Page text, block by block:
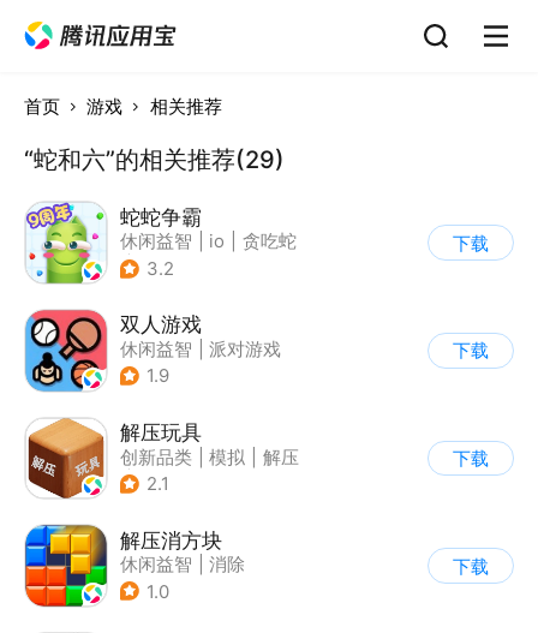
首页 游戏 相关推荐
“蛇和六”的相关推荐(29)
蛇蛇争霸
休闲益智 io
贪吃蛇
| 抱一
3.2
下载
双人游戏
休闲益智
派对游戏
1.9
下载
解压玩具
创新品类 模拟
解压
| 清新
2.1
下载
解压消方块
休闲益智
消除
1.0
下载